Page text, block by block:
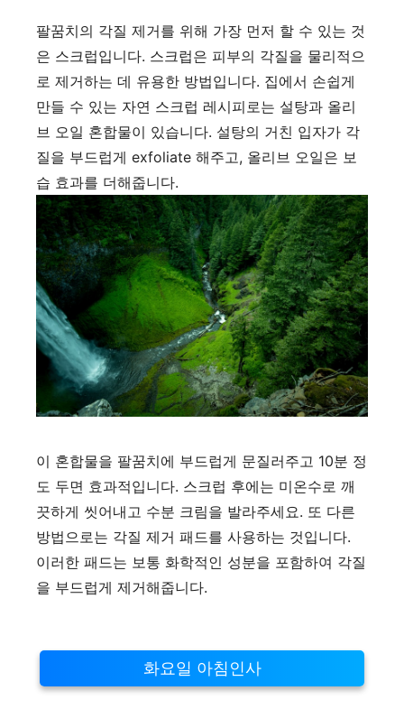
팔꿈치의 각질 제거를 위해 가장 먼저 할 수 있는 것
은 스크럽입니다. 스크럽은 피부의 각질을 물리적으
로 제거하는 데 유용한 방법입니다. 집에서 손쉽게
만들 수 있는 자연 스크럽 레시피로는 설탕과 올리
브 오일 혼합물이 있습니다. 설탕의 거친 입자가 각
질을 부드럽게 exfoliate 해주고, 올리브 오일은 보
습 효과를 더해줍니다.
이 혼합물을 팔꿈치에 부드럽게 문질러주고 10분 정
도 두면 효과적입니다. 스크럽 후에는 미온수로 깨
끗하게 씻어내고 수분 크림을 발라주세요. 또 다른
방법으로는 각질 제거 패드를 사용하는 것입니다.
이러한 패드는 보통 화학적인 성분을 포함하여 각질
을 부드럽게 제거해줍니다.
화요일 아침인사